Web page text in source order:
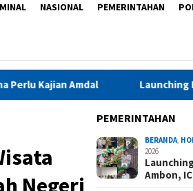
NASIONAL PEMERINTAHAN
Launching Muktamar VIII di
PEMERINTAHAN
BERANDA,
2026
Ambon,